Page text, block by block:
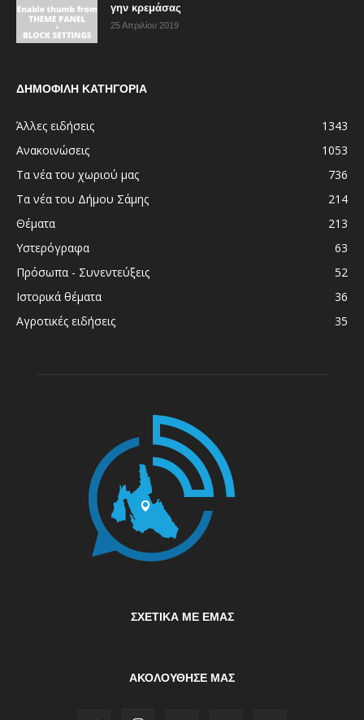
γην κρεμάσας
25 Απριλίου 2019
ΔΗΜΟΦΙΛΗ ΚΑΤΗΓΟΡΙΑ
Άλλες ειδήσεις
1343
Ανακοινώσεις
1053
Τα νέα του χωριού μας
736
Τα νέα του Δήμου Σάμης
214
Θέματα
213
Υστερόγραφα
63
Πρόσωπα - Συνεντεύξεις
52
Ιστορικά θέματα
36
Αγροτικές ειδήσεις
35
ΣΧΕΤΙΚΆ ΜΕ ΕΜΆΣ
ΑΚΟΛΟΥΘΗΣΕ ΜΑΣ